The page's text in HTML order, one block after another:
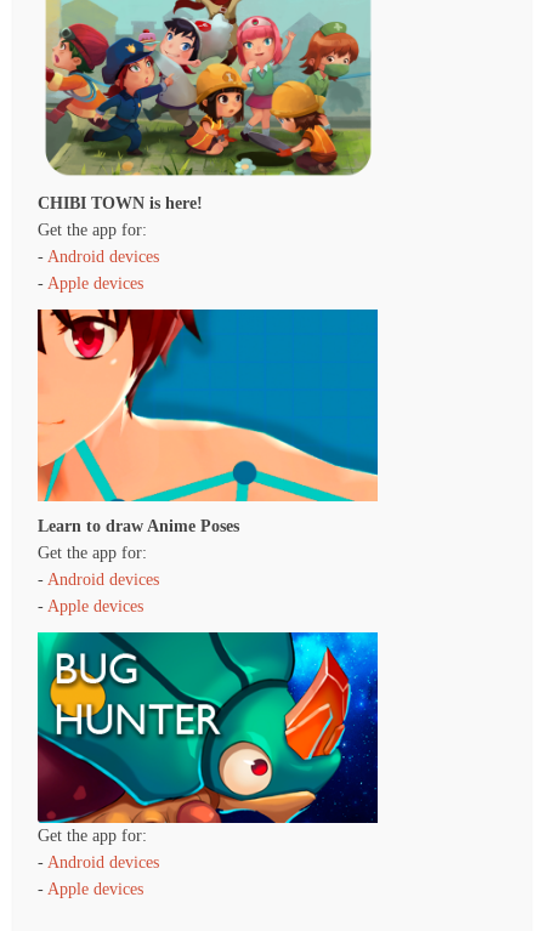
CHIBI TOWN is here!
Get the app for:
-Android devices
-Apple devices
Learn to draw Anime Poses
Get the app for:
- Android devices
- Apple devices
Get the app for:
-Android devices
-Apple devices